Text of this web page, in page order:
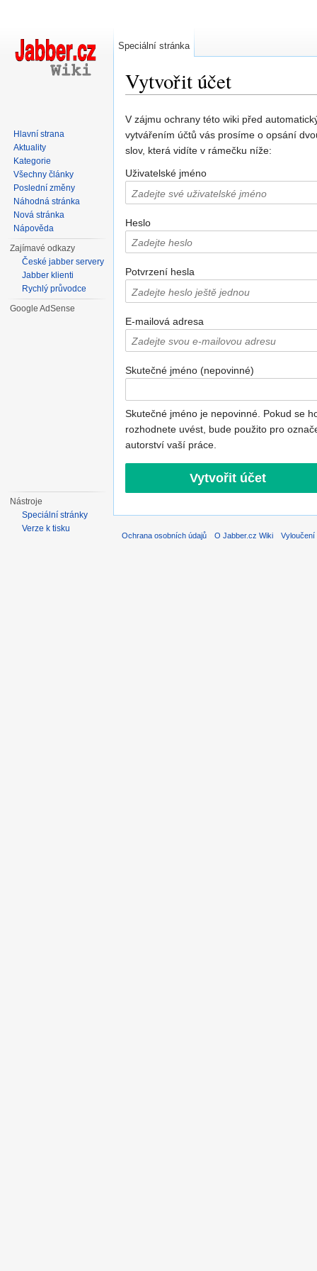
Vytvořit účet
V zájmu ochrany této wiki před
vytvářením účtů vás prosíme o opsání
slov, která vidíte v rámečku níže:
Uživatelské jméno
Heslo
Potvrzení hesla
E-mailová adresa
Skutečné jméno (nepovinné)
Skutečné jméno je nepovinné. Pokud se
rozhodnete uvést, bude použito pro
autorství vaší práce.
Speciální stránka
Hlavní strana
Aktuality
Kategorie
Všechny články
Poslední změny
Náhodná stránka
Nová stránka
Nápověda
Zajímavé odkazy
České jabber servery
Jabber klienti
Rychlý průvodce
Google AdSense
Nástroje
Speciální stránky
Verze k tisku
Ochrana osobních údajů O Jabber.cz Wiki Vyloučení